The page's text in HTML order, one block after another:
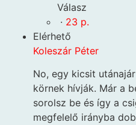
Válasz
· 23 p.
Elérhető
Koleszár Péter
No, egy kicsit
körnek hívják. Már a
sorolsz be és így a
megfelelő irányba